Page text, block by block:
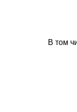
В том